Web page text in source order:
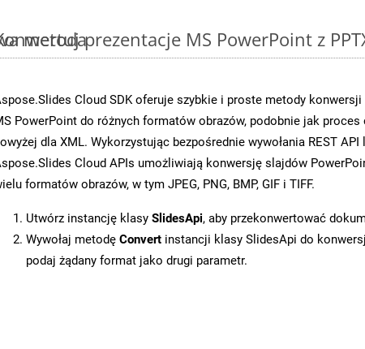
metodaprezentacje MS PowerPoint z
Cloud SDK oferuje szybkie i proste metody
PowerPoint do różnych formatów obrazów, podobnie jak proces
dla XML. Wykorzystując bezpośrednie wywołania REST API
Cloud APIs umożliwiają konwersję slajdów
formatów obrazów, w tym JPEG, PNG, BMP, GIF i TIFF.
Utwórz instancję klasy SlidesApi, aby przekonwertować
Wywołaj metodę Convert instancji klasy SlidesApi do
podaj żądany format jako drugi parametr.